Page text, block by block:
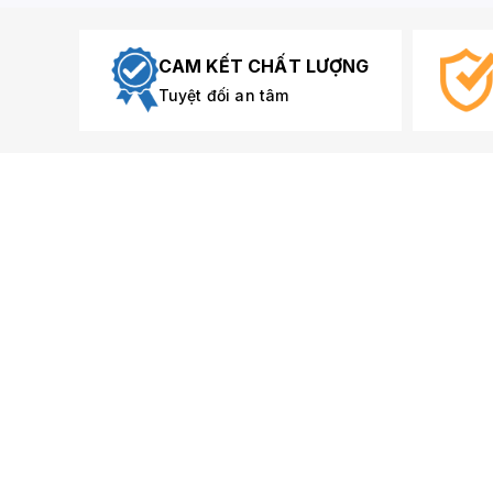
CAM KẾT CHẤT LƯỢNG
Tuyệt đối an tâm